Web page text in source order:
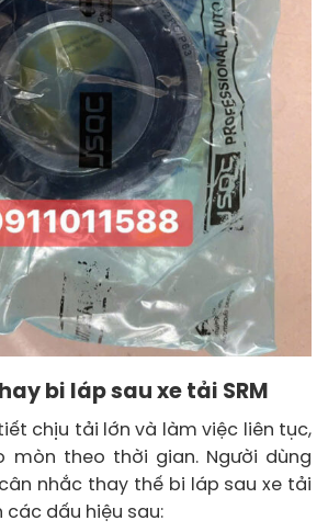
bi láp sau xe tải SRM
chịu tải lớn và làm việc liên tục,
mòn theo thời gian. Người dùng
nhắc thay thế bi láp sau xe tải
các dấu hiệu sau: